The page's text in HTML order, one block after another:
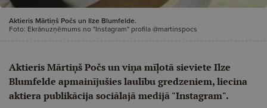
Aktieris Mārtiņš Počs un Ilze Blumfelde.
Foto: Ekrānuzņēmums no "Instagram" profila @martinspocs
Aktieris Mārtiņš Počs un viņa mīļotā sieviete Ilze
Blumfelde apmainījušies laulību gredzeniem, liecina
aktiera publikācija sociālajā medijā "Instagram".